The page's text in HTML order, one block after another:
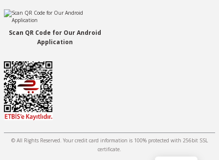
Scan QR Code for Our Android
Application
© All Rights Reserved. Your credit card information is 100% protected with 256bit SSL
certificate.